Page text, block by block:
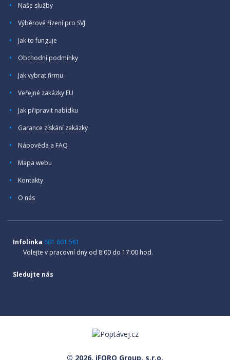
Naše služby
Výběrové řízení pro SVJ
Jak to funguje
Obchodní podmínky
Jak vybrat firmu
Veřejné zakázky EU
Jak připravit nabídku
Garance získání zakázky
Nápověda a FAQ
Mapa webu
Kontakty
O nás
Infolinka 601 601 581
Volejte v pracovní dny od 8:00 do 17:00 hod.
Sledujte nás
© 2026, iFORO Group, s.r.o.